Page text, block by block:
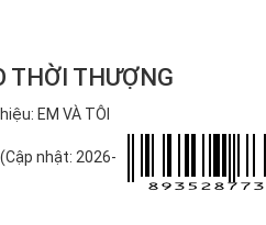
THỜI THƯỢNG
EM VÀ TÔI
(Cập nhật: 2026-